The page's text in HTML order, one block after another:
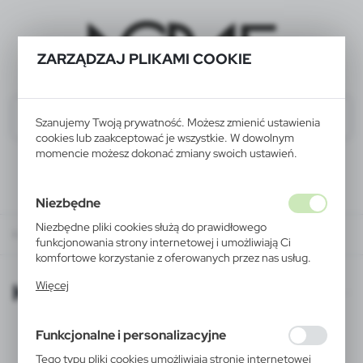
ZARZĄDZAJ PLIKAMI COOKIE
Szanujemy Twoją prywatność. Możesz zmienić ustawienia
cookies lub zaakceptować je wszystkie. W dowolnym
momencie możesz dokonać zmiany swoich ustawień.
Niezbędne
Niezbędne pliki cookies służą do prawidłowego
funkcjonowania strony internetowej i umożliwiają Ci
komfortowe korzystanie z oferowanych przez nas usług.
działania w celu m.in. dostosowania Twoich ustawień
korzystasz, może działać bez zakłóceń.
Więcej
Funkcjonalne i personalizacyjne
Tego typu pliki cookies umożliwiają stronie internetowej
KATALOGI ONLINE
KATALOGI ONLINE